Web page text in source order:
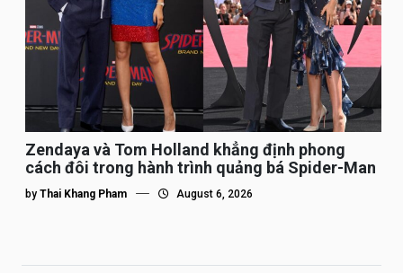
Zendaya và Tom Holland khẳng định phong
cách đôi trong hành trình quảng bá Spider-Man
by Thai Khang Pham August 6, 2026